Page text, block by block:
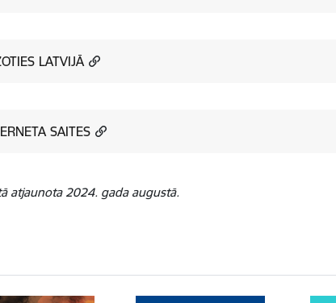
LATVIJĀ
SAITES
atjaunota 2024. gada augustā.